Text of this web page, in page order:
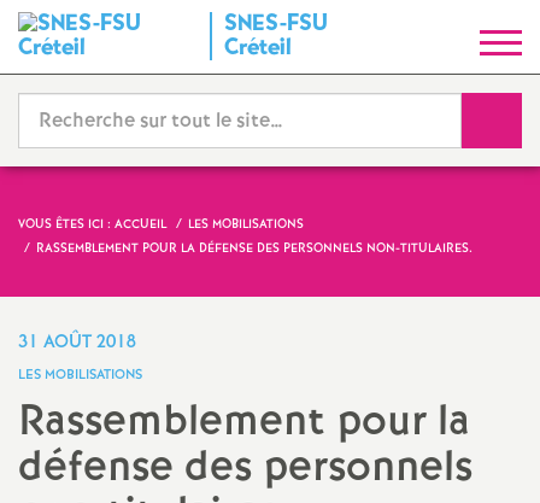
SNES-FSU
Créteil
y
n
d
i
a
t
VOUS ÊTES ICI : ACCUEIL
LES MOBILISATIONS
RASSEMBLEMENT POUR LA DÉFENSE DES PERSONNELS NON-TITULAIRES.
31 AOÛT 2018
LES MOBILISATIONS
Rassemblement pour la
défense des personnels